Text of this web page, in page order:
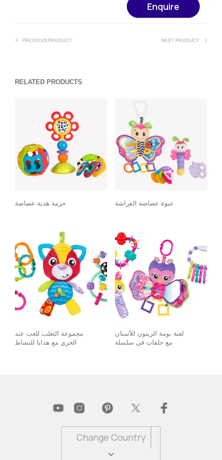
Enquire
PREVIOUS PRODUCT NEXT PRODUCT
RELATED PRODUCTS
حزمة هدية عضاضة عبوة عضاضة الفراشة
مجموعة الثعلب للعب عند
الجري مع هدايا للنشاط
لعبة بومة الزيتون للأسنان
مع حلقات في سلسلة
Change Country